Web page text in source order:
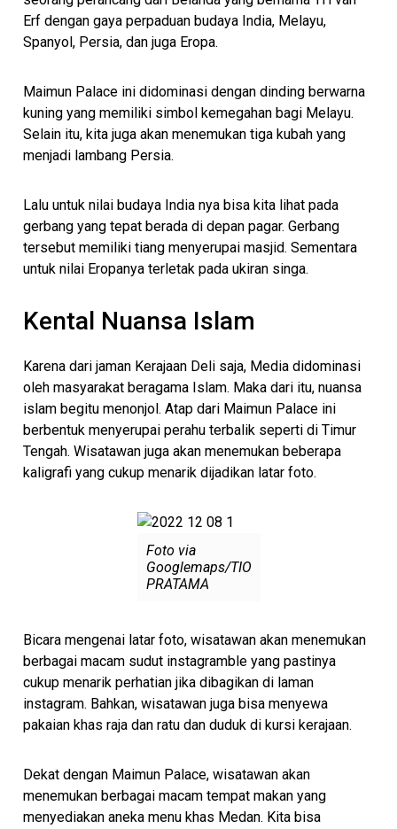
Erf dengan gaya perpaduan budaya India, Melayu,
Spanyol, Persia, dan juga Eropa.
Maimun Palace ini didominasi dengan dinding berwarna
kuning yang memiliki simbol kemegahan bagi Melayu.
Selain itu, kita juga akan menemukan tiga kubah yang
menjadi lambang Persia.
Lalu untuk nilai budaya India nya bisa kita lihat pada
gerbang yang tepat berada di depan pagar. Gerbang
tersebut memiliki tiang menyerupai masjid. Sementara
untuk nilai Eropanya terletak pada ukiran singa.
Kental Nuansa Islam
Karena dari jaman Kerajaan Deli saja, Media didominasi
oleh masyarakat beragama Islam. Maka dari itu, nuansa
islam begitu menonjol. Atap dari Maimun Palace ini
berbentuk menyerupai perahu terbalik seperti di Timur
Tengah. Wisatawan juga akan menemukan beberapa
kaligrafi yang cukup menarik dijadikan latar foto.
Foto via
Googlemaps/TIO
PRATAMA
Bicara mengenai latar foto, wisatawan akan menemukan
berbagai macam sudut instagramble yang pastinya
cukup menarik perhatian jika dibagikan di laman
instagram. Bahkan, wisatawan juga bisa menyewa
pakaian khas raja dan ratu dan duduk di kursi kerajaan.
Dekat dengan Maimun Palace, wisatawan akan
menemukan berbagai macam tempat makan yang
menyediakan aneka menu khas Medan. Kita bisa